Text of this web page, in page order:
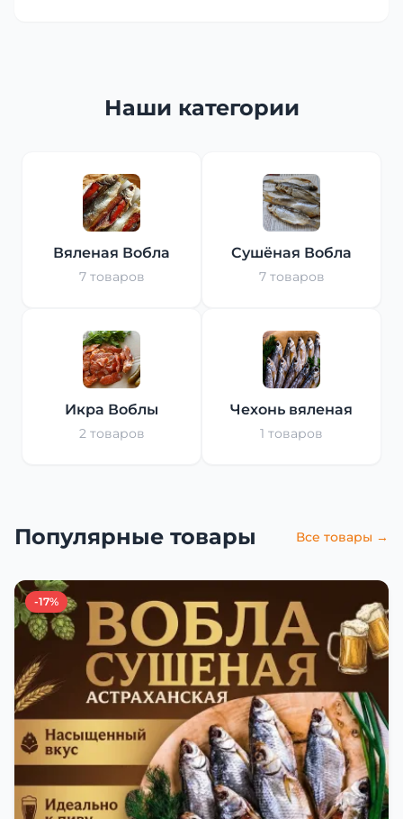
Наши категории
Вяленая Вобла
7 товаров
Сушёная Вобла
7 товаров
Икра Воблы
2 товаров
Чехонь вяленая
1 товаров
Популярные товары Все товары →
-17%